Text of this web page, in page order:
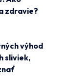
zdravie?
výhod
sliviek,